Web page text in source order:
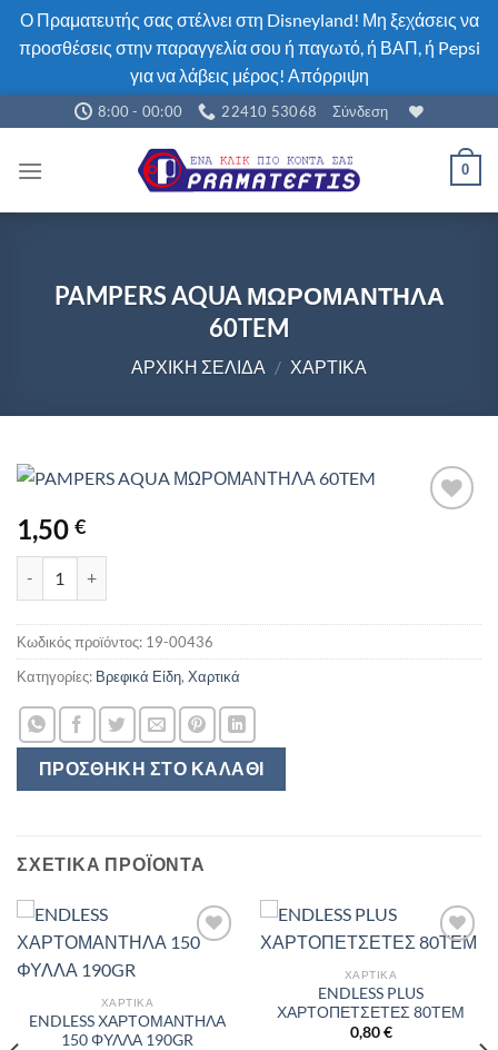
Ο Πραματευτής σας στέλνει στη Disneyland! Μη ξεχάσεις να
προσθέσεις στην παραγγελία σου ή παγωτό, ή ΒΑΠ, ή Pepsi
για να λάβεις μέρος! Απόρριψη
Μετάβαση
στο
περιεχόμενο
8:00 - 00:00 22410 53068 Σύνδεση
0
PAMPERS AQUA ΜΩΡΟΜΑΝΤΗΛΑ
60TEM
ΑΡΧΙΚΉ ΣΕΛΊΔΑ / ΧΑΡΤΙΚΆ
1,50 €
ΠΡΟΣΘΉΚΗ ΣΤΟ ΚΑΛΆΘΙ
Κωδικός προϊόντος: 19-00436
Κατηγορίες: Βρεφικά Είδη, Χαρτικά
ΣΧΕΤΙΚΆ ΠΡΟΪΌΝΤΑ
ΧΑΡΤΙΚΆ
ENDLESS ΧΑΡΤΟΜΑΝΤΗΛΑ
150 ΦΥΛΛΑ 190GR
ΧΑΡΤΙΚΆ
ENDLESS PLUS
ΧΑΡΤΟΠΕΤΣΕΤΕΣ 80ΤΕΜ
0,80€